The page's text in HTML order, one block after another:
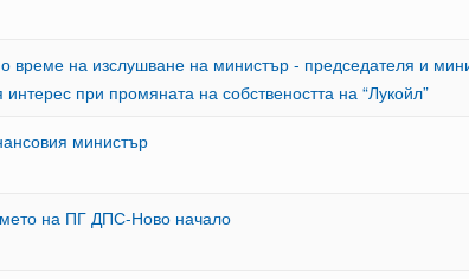
време на изслушване на министър - председателя и
при промяната на собствеността на “Лукойл”
министър
на ПГ ДПС-Ново начало